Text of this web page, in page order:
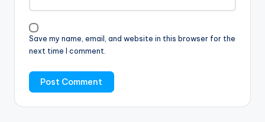
Save my name, email, and website in this browser for the
next time I comment.